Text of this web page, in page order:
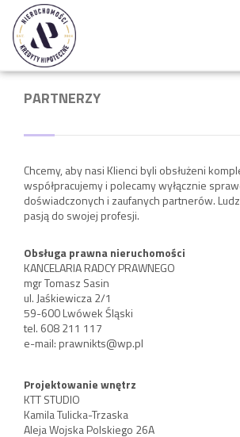
Strona główna
PARTNERZY
Chcemy, aby nasi Klienci byli obsłużeni
współpracujemy i polecamy wyłącznie
doświadczonych i zaufanych partnerów.
pasją do swojej profesji.
Obsługa prawna nieruchomości
KANCELARIA RADCY PRAWNEGO
mgr Tomasz Sasin
ul. Jaśkiewicza 2/1
59-600 Lwówek Śląski
tel. 608 211 117
e-mail: prawnikts@wp.pl
Projektowanie wnętrz
KTT STUDIO
Kamila Tulicka-Trzaska
Aleja Wojska Polskiego 26A